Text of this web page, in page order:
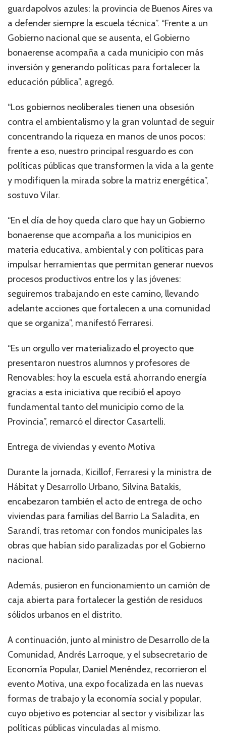
guardapolvos azules: la provincia de Buenos Aires va
a defender siempre la escuela técnica”. “Frente a un
Gobierno nacional que se ausenta, el Gobierno
bonaerense acompaña a cada municipio con más
inversión y generando políticas para fortalecer la
educación pública”, agregó.
“Los gobiernos neoliberales tienen una obsesión
contra el ambientalismo y la gran voluntad de seguir
concentrando la riqueza en manos de unos pocos:
frente a eso, nuestro principal resguardo es con
políticas públicas que transformen la vida a la gente
y modifiquen la mirada sobre la matriz energética”,
sostuvo Vilar.
“En el día de hoy queda claro que hay un Gobierno
bonaerense que acompaña a los municipios en
materia educativa, ambiental y con políticas para
impulsar herramientas que permitan generar nuevos
procesos productivos entre los y las jóvenes:
seguiremos trabajando en este camino, llevando
adelante acciones que fortalecen a una comunidad
que se organiza”, manifestó Ferraresi.
“Es un orgullo ver materializado el proyecto que
presentaron nuestros alumnos y profesores de
Renovables: hoy la escuela está ahorrando energía
gracias a esta iniciativa que recibió el apoyo
fundamental tanto del municipio como de la
Provincia”, remarcó el director Casartelli.
Entrega de viviendas y evento Motiva
Durante la jornada, Kicillof, Ferraresi y la ministra de
Hábitat y Desarrollo Urbano, Silvina Batakis,
encabezaron también el acto de entrega de ocho
viviendas para familias del Barrio La Saladita, en
Sarandí, tras retomar con fondos municipales las
obras que habían sido paralizadas por el Gobierno
nacional.
Además, pusieron en funcionamiento un camión de
caja abierta para fortalecer la gestión de residuos
sólidos urbanos en el distrito.
A continuación, junto al ministro de Desarrollo de la
Comunidad, Andrés Larroque, y el subsecretario de
Economía Popular, Daniel Menéndez, recorrieron el
evento Motiva, una expo focalizada en las nuevas
formas de trabajo y la economía social y popular,
cuyo objetivo es potenciar al sector y visibilizar las
políticas públicas vinculadas al mismo.